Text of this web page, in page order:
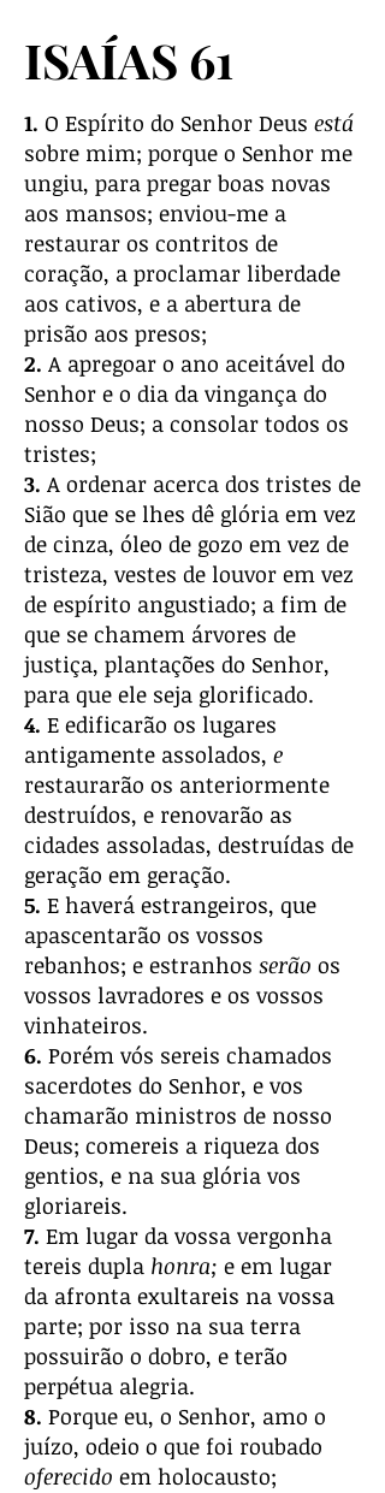
ISAÍAS 61
1. O Espírito do Senhor Deus está
sobre mim; porque o Senhor me
ungiu, para pregar boas novas
aos mansos; enviou-me a
restaurar os contritos de
coração, a proclamar liberdade
aos cativos, e a abertura de
prisão aos presos;
2. A apregoar o ano aceitável do
Senhor e o dia da vingança do
nosso Deus; a consolar todos os
tristes;
3. A ordenar acerca dos tristes de
Sião que se lhes dê glória em vez
de cinza, óleo de gozo em vez de
tristeza, vestes de louvor em vez
de espírito angustiado; a fim de
que se chamem árvores de
justiça, plantações do Senhor,
para que ele seja glorificado.
4. E edificarão os lugares
antigamente assolados, e
restaurarão os anteriormente
destruídos, e renovarão as
cidades assoladas, destruídas de
geração em geração.
5. E haverá estrangeiros, que
apascentarão os vossos
rebanhos; e estranhos serão os
vossos lavradores e os vossos
vinhateiros.
6. Porém vós sereis chamados
sacerdotes do Senhor, e vos
chamarão ministros de nosso
Deus; comereis a riqueza dos
gentios, e na sua glória vos
gloriareis.
7. Em lugar da vossa vergonha
tereis dupla honra; e em lugar
da afronta exultareis na vossa
parte; por isso na sua terra
possuirão o dobro, e terão
perpétua alegria.
8. Porque eu, o Senhor, amo o
juízo, odeio o que foi roubado
oferecido em holocausto;